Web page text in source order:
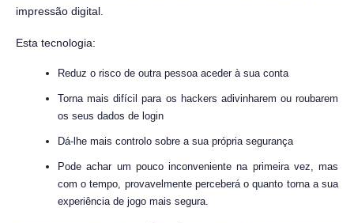
impressão digital.
Esta tecnologia:
Reduz o risco de outra pessoa aceder à sua conta
Torna mais difícil para os hackers adivinharem ou roubarem
os seus dados de login
Dá-lhe mais controlo sobre a sua própria segurança
Pode achar um pouco inconveniente na primeira vez, mas
com o tempo, provavelmente perceberá o quanto torna a sua
experiência de jogo mais segura.